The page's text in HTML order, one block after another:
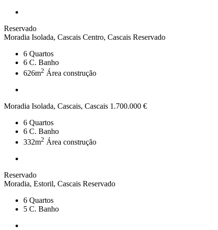
Reservado
Moradia Isolada, Cascais Centro, Cascais Reservado
6 Quartos
6 C. Banho
626m2 Área construção
Moradia Isolada, Cascais, Cascais 1.700.000 €
6 Quartos
6 C. Banho
332m2 Área construção
Reservado
Moradia, Estoril, Cascais Reservado
6 Quartos
5 C. Banho